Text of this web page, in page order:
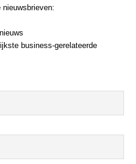
business-gerelateerde